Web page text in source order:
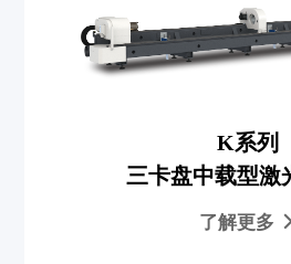
K系列
三卡盘中载型激
了解更多